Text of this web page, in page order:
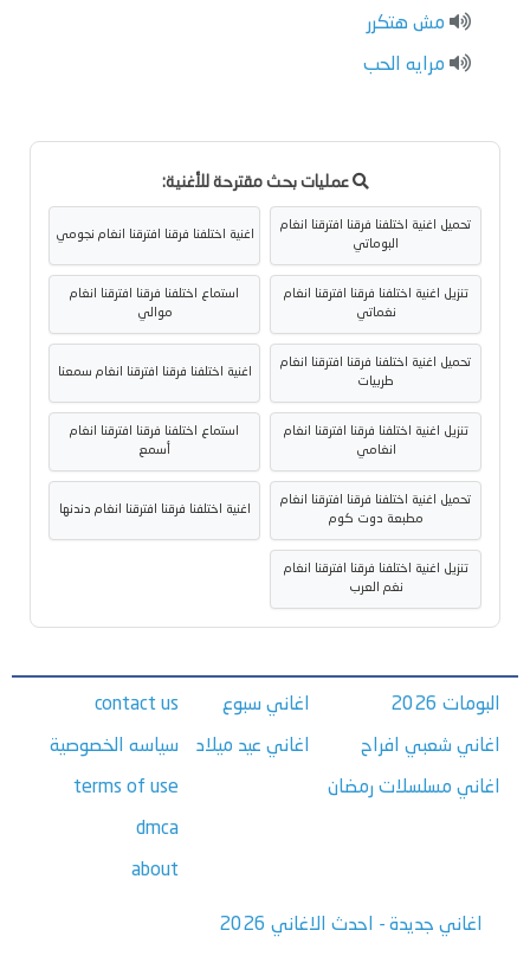
مش هتكرر
مرايه الحب
عمليات بحث مقترحة للأغنية:
تحميل اغنية اختلفنا فرقنا افترقنا انغام
البوماتي
اغنية اختلفنا فرقنا افترقنا انغام نجومي
تنزيل اغنية اختلفنا فرقنا افترقنا انغام
نغماتي
استماع اختلفنا فرقنا افترقنا انغام
موالي
تحميل اغنية اختلفنا فرقنا افترقنا انغام
طربيات
اغنية اختلفنا فرقنا افترقنا انغام سمعنا
تنزيل اغنية اختلفنا فرقنا افترقنا انغام
انغامي
استماع اختلفنا فرقنا افترقنا انغام
أسمع
تحميل اغنية اختلفنا فرقنا افترقنا انغام
مطبعة دوت كوم
اغنية اختلفنا فرقنا افترقنا انغام دندنها
تنزيل اغنية اختلفنا فرقنا افترقنا انغام
نغم العرب
البومات 2026
اغاني شعبي افراح
اغاني مسلسلات رمضان
اغاني سبوع
اغاني عيد ميلاد
contact us
سياسه الخصوصية
terms of use
dmca
about
اغاني جديدة - احدث الاغاني 2026